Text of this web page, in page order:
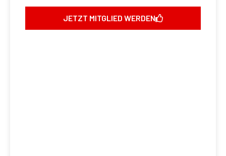
JETZT MITGLIED WERDEN